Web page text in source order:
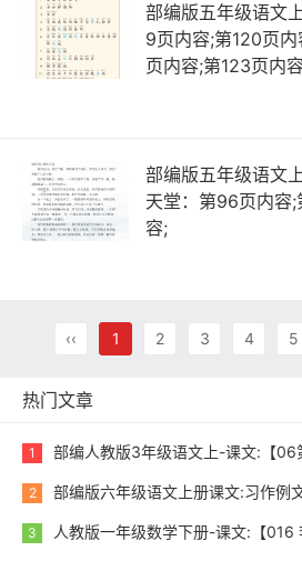
部编版五年级语文
9页内容;第120页
页内容;第123页内
部编版五年级语文
天堂：第96页内容
容;
‹‹ 1 2 3 4 5
热门文章
1 部编人教版3年级语文上-课文:【06第4课 古诗
2 部编版六年级语文上册课文:习作例文∶⑤·习作∶___即景
3 人教版一年级数学下册-课文:【016 李麒麟-人民